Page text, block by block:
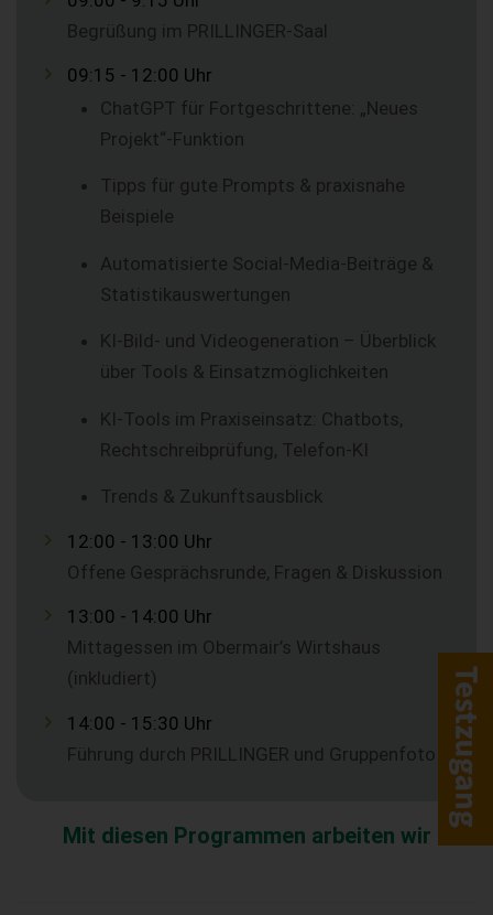
Begrüßung im PRILLINGER-Saal
09:15 - 12:00 Uhr
ChatGPT für Fortgeschrittene: „Neues
Projekt“-Funktion
Tipps für gute Prompts & praxisnahe
Beispiele
Automatisierte Social-Media-Beiträge &
Statistikauswertungen
KI-Bild- und Videogeneration – Überblick
über Tools & Einsatzmöglichkeiten
KI-Tools im Praxiseinsatz: Chatbots,
Rechtschreibprüfung, Telefon-KI
Trends & Zukunftsausblick
12:00 - 13:00 Uhr
Offene Gesprächsrunde, Fragen & Diskussion
13:00 - 14:00 Uhr
Mittagessen im Obermair’s Wirtshaus
(inkludiert)
14:00 - 15:30 Uhr
Führung durch PRILLINGER und Gruppenfoto
Mit diesen Programmen arbeiten wir